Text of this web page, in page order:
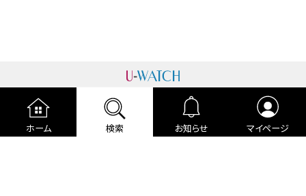
ホーム 検索 お知らせ マイページ
運営者情報 プライバシーポリシー
cookieポリシー
利用規約
ご利用ガイド 編集部より
広告掲載について